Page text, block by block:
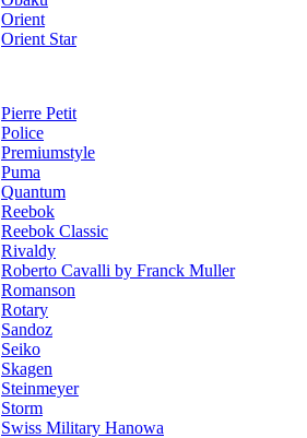
Orient
Orient Star
Pierre Petit
Police
Premiumstyle
Puma
Quantum
Reebok
Reebok Classic
Rivaldy
Roberto Cavalli by Franck Muller
Romanson
Rotary
Sandoz
Seiko
Skagen
Steinmeyer
Storm
Swiss Military Hanowa